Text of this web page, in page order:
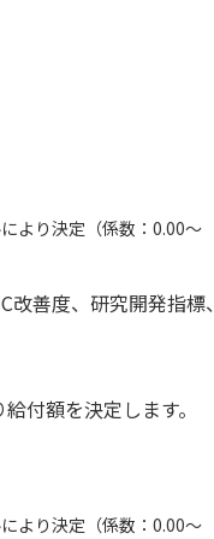
より決定（係数：0.00～
善度、研究開発指標、
付額を決定します。
より決定（係数：0.00～